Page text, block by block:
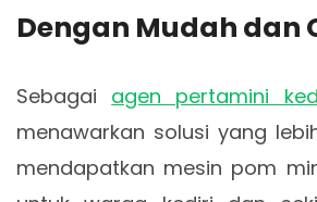
Dengan Mudah dan
Sebagai agen pertamini
menawarkan solusi yang
mendapatkan mesin pom